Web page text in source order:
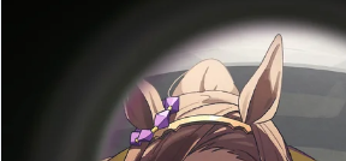
sarasuty1221